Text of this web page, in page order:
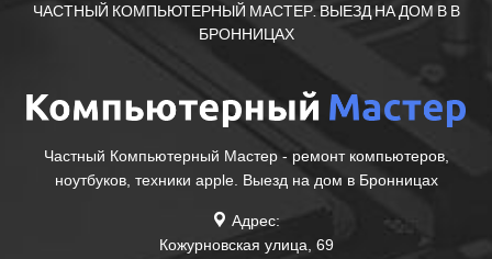
ЧАСТНЫЙ КОМПЬЮТЕРНЫЙ МАСТЕР. ВЫЕЗД НА ДОМ В В
БРОННИЦАХ
Частный Компьютерный Мастер - ремонт компьютеров,
ноутбуков, техники apple. Выезд на дом в Бронницах
Адрес:
Кожурновская улица, 69